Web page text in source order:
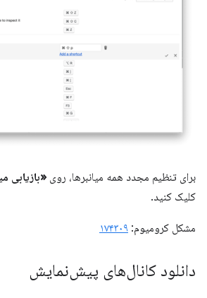
برای تنظیم مجدد همه میانبرها، روی «بازیابی
کلیک کنید.
مشکل کرومیوم: ۱۷۴۳۰۹
دانلود کانال‌های پیش‌نمایش